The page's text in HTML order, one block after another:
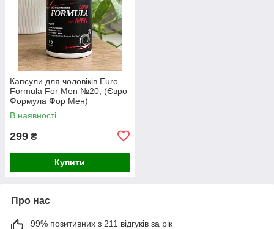
Капсули для чоловіків Euro
Formula For Men №20, (Євро
Формула Фор Мен)
В наявності
299 ₴
Купити
Про нас
99% позитивних з 211 відгуків за рік